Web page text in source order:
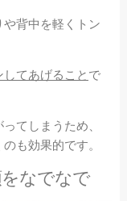
背中を軽くトン
てあげること で
てしまうため、
も効果的です。
なでなで